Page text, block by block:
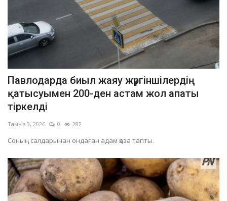
Павлодарда биыл жаяу жүргіншілердің
қатысуымен 200-ден астам жол апаты
тіркелді
Тамыз 3, 2026 0 282
Соның салдарынан ондаған адам қаза тапты.